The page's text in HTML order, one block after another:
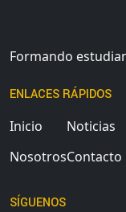
Formando
ENLACES RÁPIDOS
Inicio
Nosotros
Noticias
Contacto
SÍGUENOS